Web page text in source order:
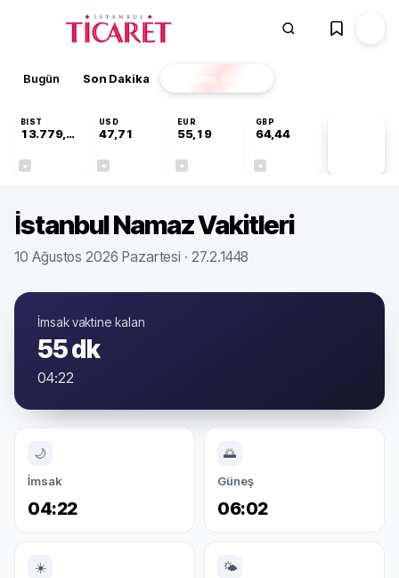
Bugün Son Dakika Finans EKSTRA
BIST
13.779,39
USD
47,71
EUR
55,19
GBP
64,44
İstanbul Namaz Vakitleri
10 Ağustos 2026 Pazartesi · 27.2.1448
İmsakvaktine kalan
55 dk
04:22
🌙
İmsak
04:22
🌅
Güneş
06:02
☀️ 🌤️